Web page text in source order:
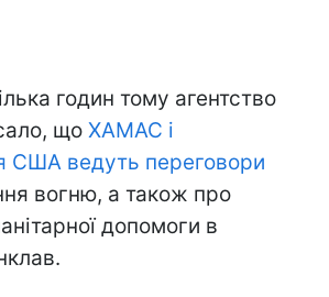
годин тому агентство
що ХАМАС і
США ведуть переговори
вогню, а також про
допомоги в